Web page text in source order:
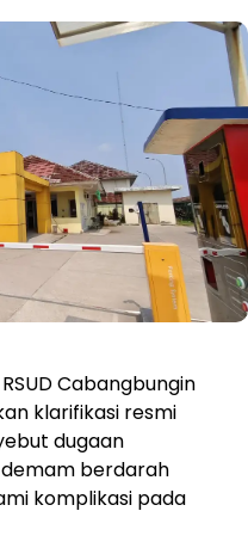
Cabangbungin
klarifikasi resmi
dugaan
berdarah
komplikasi pada